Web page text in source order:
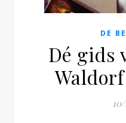
DE
Dé gids